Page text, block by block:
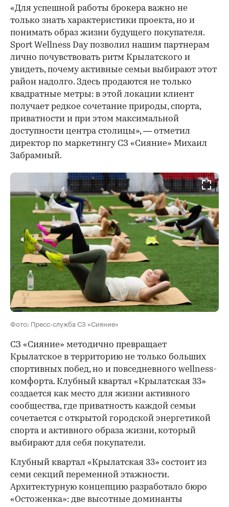
«Для успешной работы брокера важно не
только знать характеристики проекта, но и
понимать образ жизни будущего покупателя.
Sport Wellness Day позволил нашим партнерам
лично почувствовать ритм Крылатского и
увидеть, почему активные семьи выбирают этот
район надолго. Здесь продаются не только
квадратные метры: в этой локации клиент
получает редкое сочетание природы, спорта,
приватности и при этом максимальной
доступности центра столицы», — отметил
директор по маркетингу СЗ «Сияние» Михаил
Забрамный.
Фото: Пресс-служба СЗ «Сияние»
СЗ «Сияние» методично превращает
Крылатское в территорию не только больших
спортивных побед, но и повседневного wellness-
комфорта. Клубный квартал «Крылатская 33»
создается как место для жизни активного
сообщества, где приватность каждой семьи
сочетается с открытой городской энергетикой
спорта и активного образа жизни, который
выбирают для себя покупатели.
Клубный квартал «Крылатская 33» состоит из
семи секций переменной этажности.
Архитектурную концепцию разработало бюро
«Остоженка»: две высотные доминанты